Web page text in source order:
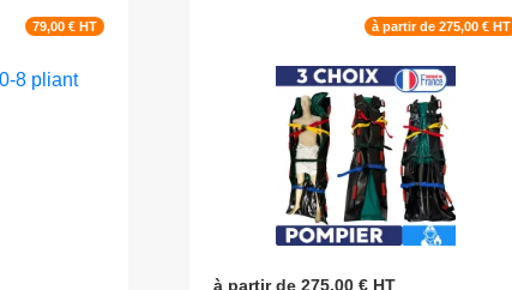
79,00 € HT à partir de 275,00 € HT
à partir de 275,00 € HT